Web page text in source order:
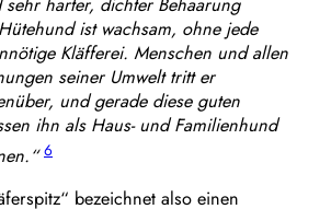
ist wachsam, ohne jede
Kläfferei. Menschen und allen
seiner Umwelt tritt er
und gerade diese guten
ihn als Haus- und Familienhund
6
bezeichnet also einen